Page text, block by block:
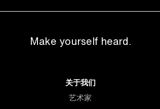
Make yourself heard.
关于我们
艺术家